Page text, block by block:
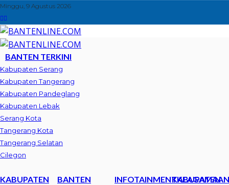
Minggu, 9 Agustus 2026
BANTEN TERKINI
Kabupaten Serang
Kabupaten Tangerang
Kabupaten Pandeglang
Kabupaten Lebak
Serang Kota
Tangerang Kota
Tangerang Selatan
Cilegon
KABUPATEN
BANTEN
INFOTAINMENTKEAGAMAAN
KABUPATEN